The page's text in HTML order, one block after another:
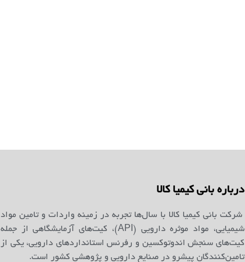
درباره بانی کیمیا کالا
شرکت بانی کیمیا کالا با سال‌ها تجربه در زمینه واردات و تامین مواد
شیمیایی، مواد موثره دارویی (API)، کیت‌های آزمایشگاهی از جمله
کیت‌های سنجش اندوتوکسین و رفرنس استانداردهای دارویی، یکی از
تامین‌کنندگان پیشرو در صنایع دارویی و پژوهشی کشور است.